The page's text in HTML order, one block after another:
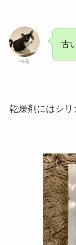
ぺろ
古
乾燥剤にはシリ